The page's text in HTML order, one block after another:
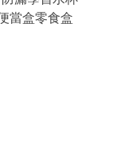
當盒零食盒